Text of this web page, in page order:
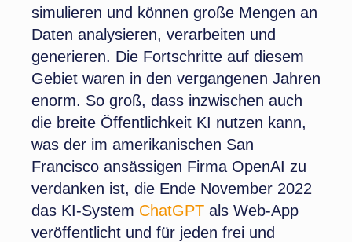
simulieren und können große Mengen an
Daten analysieren, verarbeiten und
generieren. Die Fortschritte auf diesem
Gebiet waren in den vergangenen Jahren
enorm. So groß, dass inzwischen auch
die breite Öffentlichkeit KI nutzen kann,
was der im amerikanischen San
Francisco ansässigen Firma OpenAI zu
verdanken ist, die Ende November 2022
das KI-System ChatGPTals Web-App
veröffentlicht und für jeden frei und